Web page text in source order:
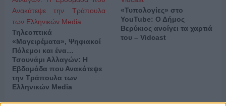
Τηλεοπτικά
«Μαγειρέματα», Ψηφιακοί
Πόλεμοι και ένα…
Τσουνάμι Αλλαγών: Η
Εβδομάδα που Ανακάτεψε
την Τράπουλα των
Ελληνικών Media
«Τυπολογίες» στο
YouTube: Ο Δήμος
Βερύκιος ανοίγει τα χαρτιά
του – Vidcast